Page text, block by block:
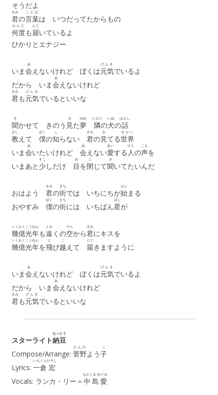
そうだよ
君
きみ
の言葉
ことば
は いつだってたからもの
何度
なんど
も届
とど
いているよ
ひかりとエナジー
いま会
あ
えないけれど ぼくは元気
げんき
でいるよ
だから いま会
あ
えないけれど
君
きみ
も元気
げんき
でいるといいな
聞
き
かせて きのう 見
み
た夢
ゆめ
隣
となり
の犬
いぬ
の話
はなし
教
おし
えて 僕
ぼく
の知
し
らない 君
きみ
の見
み
てる世界
せかい
いま会
あ
いたいけれど 会
あ
えない愛
あい
する 人
ひと
の声
こえ
を
いまあと 少
すこ
しだけ 目
め
を閉
と
じて聞
き
いてたいんだ
おはよう 君
きみ
の街
まち
では いちにちが始
はじ
まる
おやすみ 僕
ぼく
の街
まち
には いちばん星
ぼし
が
幾億
いくおく
光年
こうねん
も遠
とお
くの空
そら
から君
きみ
にキスを
幾億
いくおく
光年
こうねん
を飛
と
び越
こ
えて 届
とど
きますように
いま会
あ
えないけれど ぼくは元気
げんき
でいるよ
だから いま会
あ
えないけれど
君
きみ
も元気
げんき
でいるといいな
スターライト納豆
なっとう
Compose/Arrange: 菅野
かんの
よう子
こ
Lyrics: 一倉
いちくら
宏
ひろし
Vocals: ランカ・リー＝ 中島愛
なかじま めぐみ